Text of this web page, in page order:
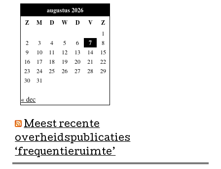
augustus 2026
Z
M D W D V Z
1
2
3 4 5 6 7
8
9
10 11 12 13 14
15
16
17 18 19 20 21
22
23
24 25 26 27 28
29
30
31
« dec
Meest recente
overheidspublicaties
‘frequentieruimte’